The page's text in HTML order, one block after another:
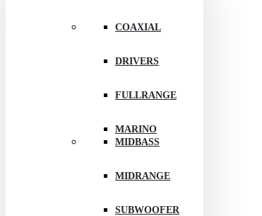
COAXIAL
DRIVERS
FULLRANGE
MARINO
MIDBASS
MIDRANGE
SUBWOOFER